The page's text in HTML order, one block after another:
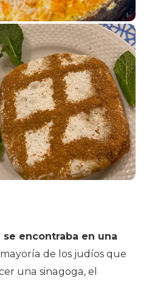
encontraba en una
de los judíos que
una sinagoga, el